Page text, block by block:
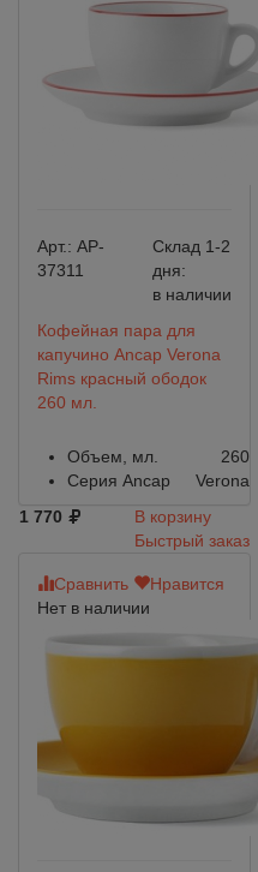
Арт.: AP-
37311
Склад 1-2
дня:
в наличии
Кофейная пара для
капучино Ancap Verona
Rims красный ободок
260 мл.
Объем, мл.
260
Серия Ancap
Verona
1 770
В корзину
Быстрый заказ
Сравнить
Нравится
Нет в наличии